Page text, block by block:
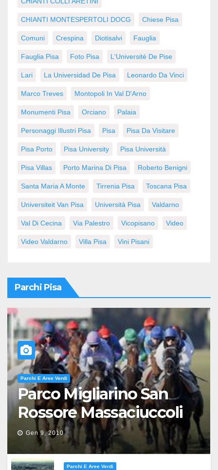
CHIANTI MONTESPERTOLI DOCG Chiese Pisa
Comuni Crespina Diotisalvi Fauglia
Fauglia Pisa Foto Pisa L'Université De Pise
Lari La Universidad De Pisa Leonardo Da Vinci
Marco Treves Montopoli In Val D'Arno
Monumenti Pisa Orciano Palaia
Personaggi Illustri Pisa Pisa Pisa Da Visitare
Pisa Porto Pisa University Pisa Università
Pisa Villas Porto Marina Di Pisa Roberto Benigni
Santa Maria A Monte Tirrenia Pisa Toscana Pisa
Universiteit Van Pisa Università Pisa Valdarno
Val Di Cecina Via Palestro Vicopisano Video
Video Valdarno Villa Pisa Vini Pisani
Parchi Pisa
Parchi E Aree Verdi
Parco Migliarino San
Rossore Massaciuccoli
Gen 9, 2010
Parchi E Aree Verdi